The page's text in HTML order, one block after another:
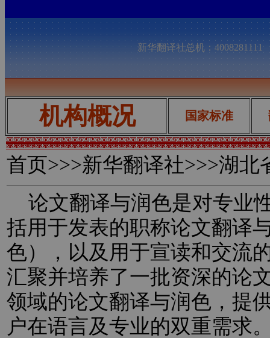
新华翻译社总机：
机构概况 国家标准
首页>>>新华翻译社>>>湖北
论文翻译与润色是对专业
括用于发表的职称论文翻译
色），以及用于宣读和交流
汇聚并培养了一批资深的论
领域的论文翻译与润色，提
户在语言及专业的双重需求